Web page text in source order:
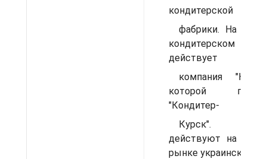
кондитерской
фабрики. На
кондитерском
действует
компания "Киев-
которой
"Кондитер-
Курск".
действуют на
рынке украинские